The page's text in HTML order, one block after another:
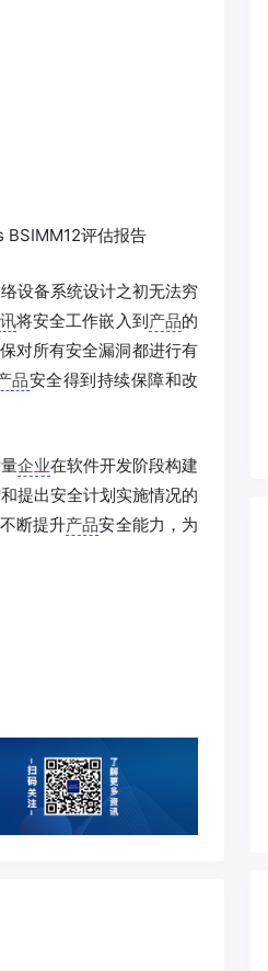
BSIMM12评估报告
设备系统设计之初无法穷
将安全工作嵌入到产品的
对所有安全漏洞都进行有
品安全得到持续保障和改
企业在软件开发阶段构建
提出安全计划实施情况的
断提升产品安全能力，为